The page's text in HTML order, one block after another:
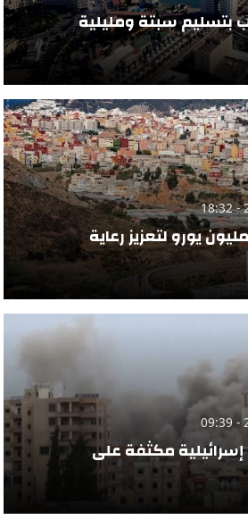
بتسليم سبتة ومليلية
تخصص 6.5 مليون يورو لتعزيز رعاية
مكثفة على